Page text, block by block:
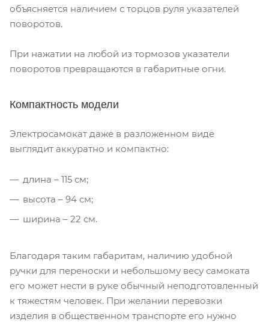
объясняется наличием с торцов руля указателей
поворотов.
При нажатии на любой из тормозов указатели
поворотов превращаются в габаритные огни.
Компактность модели
Электросамокат даже в разложенном виде
выглядит аккуратно и компактно:
длина – 115 см;
высота – 94 см;
ширина – 22 см.
Благодаря таким габаритам, наличию удобной
ручки для переноски и небольшому весу самоката
его может нести в руке обычный неподготовленный
к тяжестям человек. При желании перевозки
изделия в общественном транспорте его нужно